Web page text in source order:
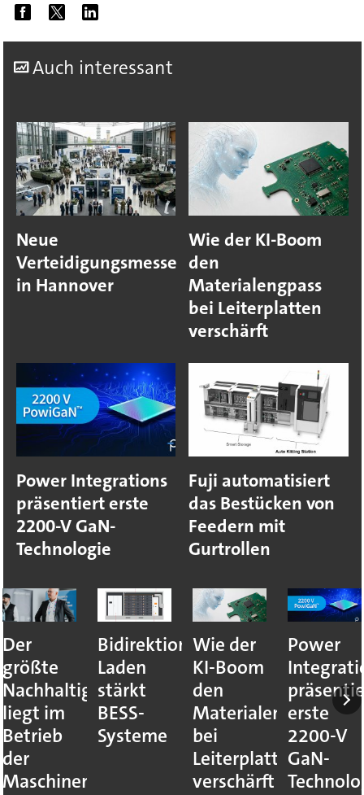
Auch interessant
Neue
Verteidigungsmesse
in Hannover
Wie der KI-Boom
den
Materialengpass
bei Leiterplatten
verschärft
Power Integrations
präsentiert erste
2200-V GaN-
Technologie
Fuji automatisiert
das Bestücken von
Feedern mit
Gurtrollen
Der
größte
Nachhaltigkeitshebel
liegt im
Betrieb
der
Maschinen
Bidirektionales
Laden
stärkt
BESS-
Systeme
Wie der
KI-Boom
den
Materialengpass
bei
Leiterplatten
verschärft
Power
erste
2200-V
GaN-